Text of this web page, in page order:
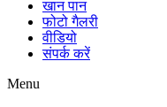
खान पान
फोटो गैलरी
वीडियो
संपर्क करें
Menu